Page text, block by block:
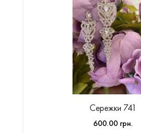
Сережки 741
600.00 грн.